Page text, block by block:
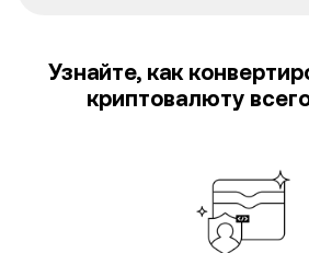
Узнайте, как
криптовалюту